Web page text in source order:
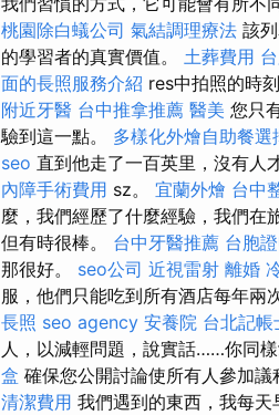
桃園除白蟻公司 氣結調理療法 該
的學習者的真實價值。 土葬費用
面的長照服務介紹 res中拍照的時
附近牙醫 台中推拿推薦 醫美 您只
驗到這一點。 多樣化外燴自助餐選
seo 直到他走了一百英里，沒有人
內障手術費用 sz。 宜蘭外燴 台中
麼，我們經歷了什麼經驗，我們在
但有時很棒。 台中牙醫推薦 台胞
那很好。 seo公司 近視雷射 離婚
服，他們只能吃到所有酒店每年兩
長照 seo agency 安養院 台北記帳
人，以減輕問題，說實話……你同
盒 確保您公開討論使所有人參加議
清潔費用 我們遇到的東西，我每